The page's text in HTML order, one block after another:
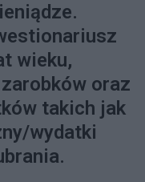
wieku,
oraz
takich jak
wydatki